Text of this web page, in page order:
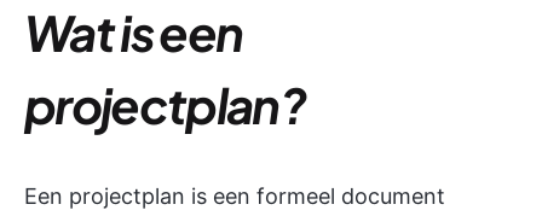
Wat is een
projectplan?
Een projectplan is een formeel document